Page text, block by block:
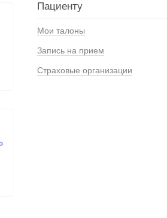
Пациенту
Мои талоны
Запись на прием
Страховые организации